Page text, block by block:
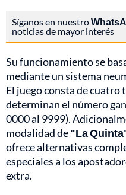
Síganos en nuestro
noticias de mayor interés
Su funcionamiento se
mediante un sistema
El juego consta de
determinan el número
0000 al 9999).
modalidad de"La
ofrece alternativas
especiales a los
extra.